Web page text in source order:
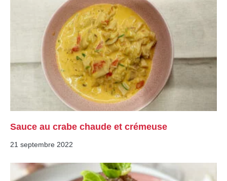
Sauce au crabe chaude et crémeuse
21 septembre 2022